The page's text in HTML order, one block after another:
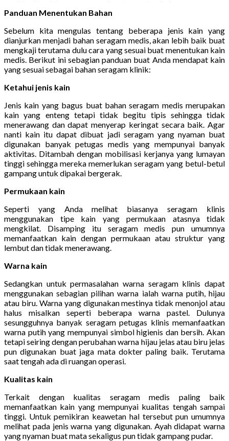
Panduan Menentukan Bahan
Sebelum kita mengulas tentang beberapa jenis kain yang
dianjurkan menjadi bahan seragam medis, akan lebih baik buat
mengkaji terutama dulu cara yang sesuai buat menentukan kain
medis. Berikut ini sebagian panduan buat Anda mendapat kain
yang sesuai sebagai bahan seragam klinik:
Ketahui jenis kain
Jenis kain yang bagus buat bahan seragam medis merupakan
kain yang enteng tetapi tidak begitu tipis sehingga tidak
menerawang dan dapat menyerap keringat secara baik. Agar
nanti kain itu dapat dibuat jadi seragam yang nyaman buat
digunakan banyak petugas medis yang mempunyai banyak
aktivitas. Ditambah dengan mobilisasi kerjanya yang lumayan
tinggi sehingga mereka memerlukan seragam yang betul-betul
gampang untuk dipakai bergerak.
Permukaan kain
Seperti yang Anda melihat biasanya seragam klinis
menggunakan tipe kain yang permukaan atasnya tidak
mengkilat. Disamping itu seragam medis pun umumnya
memanfaatkan kain dengan permukaan atau struktur yang
lembut dan tidak menerawang.
Warna kain
Sedangkan untuk permasalahan warna seragam klinis dapat
menggunakan sebagian pilihan warna ialah warna putih, hijau
atau biru. Warna yang digunakan mestinya tidak menonjol atau
halus misalkan seperti beberapa warna pastel. Dulunya
sesungguhnya banyak seragam petugas klinis memanfaatkan
warna putih yang mempunyai simbol higienis dan bersih. Akan
tetapi seiring dengan perubahan warna hijau jelas atau biru jelas
pun digunakan buat jaga mata dokter paling baik. Terutama
saat tengah ada di ruangan operasi.
Kualitas kain
Terkait dengan kualitas seragam medis paling baik
memanfaatkan kain yang mempunyai kualitas tengah sampai
tinggi. Untuk pemikiran keawetan hal tersebut pun umumnya
melihat pada jenis warna yang digunakan. Ayah didapat warna
yang nyaman buat mata sekaligus pun tidak gampang pudar.